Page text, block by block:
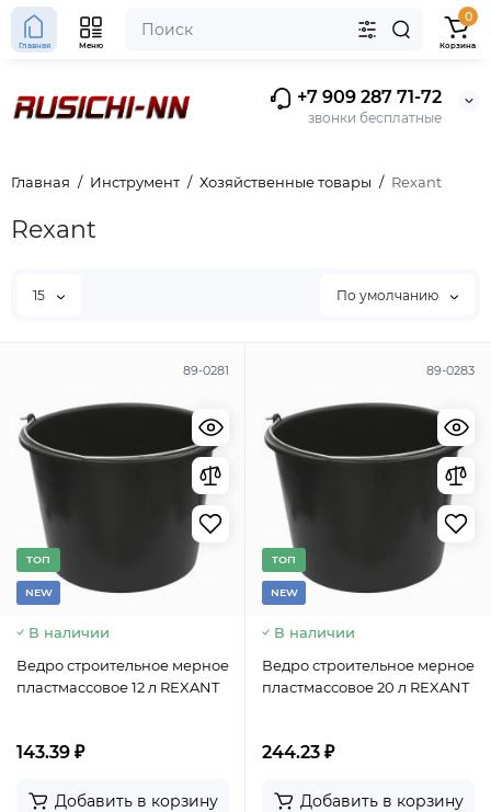
+7 909 287 71-72
звонки бесплатные
Главная Меню
0
Корзина
Главная Инструмент Хозяйственные товары Rexant
Rexant
15 По умолчанию
89-0281
TОП
NEW
В наличии
Ведро строительное мерное
пластмассовое 12 л REXANT
143.39 ₽
Добавить в корзину
89-0283
TОП
NEW
В наличии
Ведро строительное мерное
пластмассовое 20 л REXANT
244.23 ₽
Добавить в корзину